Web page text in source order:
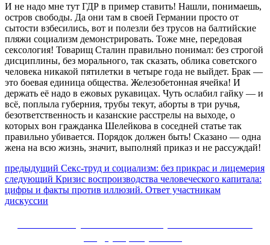
И не надо мне тут ГДР в пример ставить! Нашли, понимаешь,
остров свободы. Да они там в своей Германии просто от
сытости взбесились, вот и полезли без трусов на балтийские
пляжи социализм демонстрировать. Тоже мне, передовая
сексология! Товарищ Сталин правильно понимал: без строгой
дисциплины, без морального, так сказать, облика советского
человека никакой пятилетки в четыре года не выйдет. Брак —
это боевая единица общества. Железобетонная ячейка! И
держать её надо в ежовых рукавицах. Чуть ослабил гайку — и
всё, поплыла губерния, трубы текут, аборты в три ручья,
безответственность и казанские расстрелы на выходе, о
которых вон гражданка Шелейкова в соседней статье так
правильно убивается. Порядок должен быть! Сказано — одна
жена на всю жизнь, значит, выполняй приказ и не рассуждай!
Навигация
по
записям
предыдущий Предыдущий
пост:
Секс‑труд и социализм: без прикрас и лицемерия
следующий Следующее
сообщение:
Кризис воспроизводства человеческого капитала:
цифры и факты против иллюзий. Ответ участникам
дискуссии